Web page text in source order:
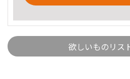
欲しいものリス